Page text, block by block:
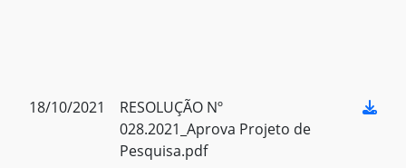
18/10/2021
RESOLUÇÃO Nº
028.2021_Aprova Projeto de
Pesquisa.pdf